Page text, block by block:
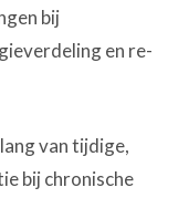
bij
en re-
van tijdige,
bij chronische